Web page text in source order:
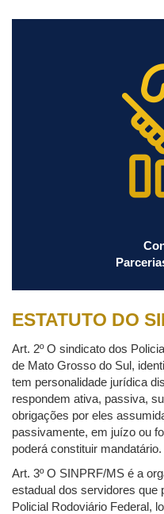
ESTATUTO DO
Art. 2º O sindicato dos
de Mato Grosso do Sul,
tem personalidade jurídica
respondem ativa, passiva,
obrigações por eles
passivamente, em juízo ou
poderá constituir mandatário.
Art. 3º O SINPRF/MS é a
estadual dos servidores que
Policial Rodoviário Federal,